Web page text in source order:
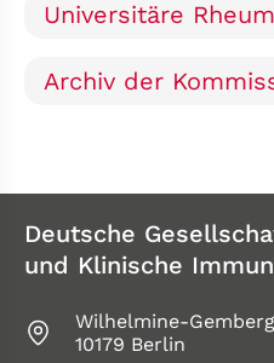
Universitäre
Archiv der
Deutsche
und Klinische
Wilhelmine-
10179 Berlin